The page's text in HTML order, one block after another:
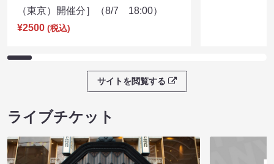
（東京）開催分］（8/7 18:00）
¥2500 (税込)
サイトを閲覧する
ライブチケット